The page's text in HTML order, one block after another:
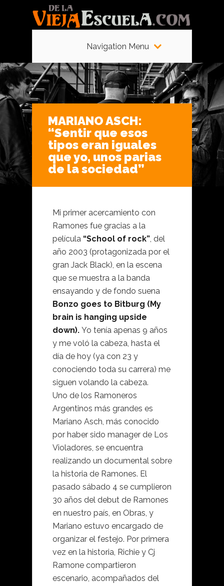
Navigation Menu
MARIANO ASCH:
“Sentir que esos
tipos eran iguales
que yo, unos parias
de la sociedad”
Mi primer acercamiento con
Ramones fue gracias a la
película “School of rock”, del
año 2003 (protagonizada por el
gran Jack Black), en la escena
que se muestra a la banda
ensayando y de fondo suena
Bonzo goes to Bitburg (My
brain is hanging upside
down). Yo tenía apenas 9 años
y me voló la cabeza, hasta el
día de hoy (ya con 23 y
conociendo toda su carrera) me
siguen volando la cabeza.
Uno de los Ramoneros
Argentinos más grandes es
Mariano Asch, más conocido
por haber sido manager de Los
Violadores, se encuentra
realizando un documental sobre
la historia de Ramones. El
pasado sábado 4 se cumplieron
30 años del debut de Ramones
en nuestro país, en Obras, y
Mariano estuvo encargado de
organizar el festejo. Por primera
vez en la historia, Richie y Cj
Ramone compartieron
escenario, acompañados del